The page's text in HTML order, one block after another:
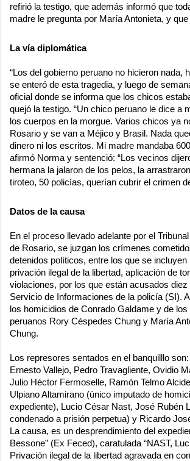
refirió la testigo, que además informó que
madre le pregunta por María Antonieta, y
La vía diplomática
“Los del gobierno peruano no hicieron nada,
se enteró de esta tragedia, y luego de
oficial donde se informa que los chicos
quejó la testigo. “Un chico peruano le dice a
los cuerpos en la morgue. Varios chicos ya
Rosario y se van a Méjico y Brasil. Nada
dinero ni los escritos. Mi madre mandaba
afirmó Norma y sentenció: “Los vecinos
hermana la jalaron de los pelos, la
tiroteo, 50 policías, querían cubrir el crimen
Datos de la causa
En el proceso llevado adelante por el
de Rosario, se juzgan los crímenes
detenidos políticos, entre los que se incluyen
privación ilegal de la libertad, aplicación de
violaciones, por los que están acusados
Servicio de Informaciones de la policía (SI).
los homicidios de Conrado Galdame y de los
peruanos Rory Céspedes Chung y María
Chung.
Los represores sentados en el banquilllo
Ernesto Vallejo, Pedro Travagliente, Ovidio
Julio Héctor Fermoselle, Ramón Telmo
Ulpiano Altamirano (único imputado de
expediente), Lucio César Nast, José Rubén
condenado a prisión perpetua) y Ricardo
La causa, es un desprendimiento del
Bessone” (Ex Feced), caratulada “NAST,
Privación ilegal de la libertad agravada en